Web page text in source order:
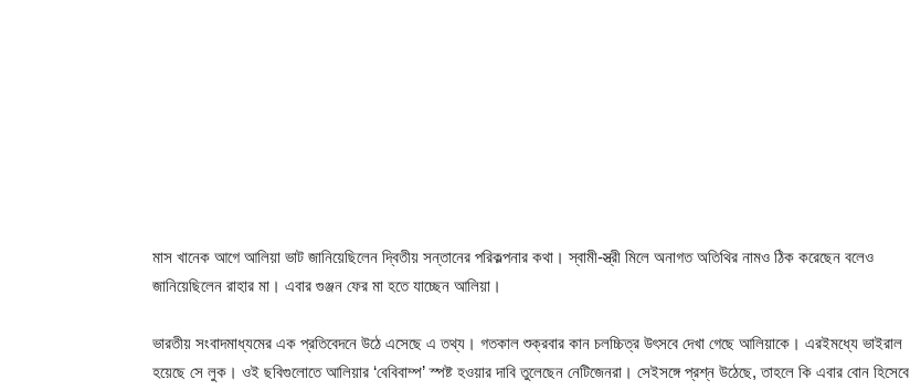
মাস খানেক আগে আলিয়া ভাট জানিয়েছিলেন দ্বিতীয় সন্তানের পরিকল্পনার কথা। স্বামী-স্ত্রী মিলে অনাগত অতিথির নামও ঠিক করেছেন বলেও
জানিয়েছিলেন রাহার মা। এবার গুঞ্জন ফের মা হতে যাচ্ছেন আলিয়া।
ভারতীয় সংবাদমাধ্যমের এক প্রতিবেদনে উঠে এসেছে এ তথ্য। গতকাল শুক্রবার কান চলচ্চিত্র উৎসবে দেখা গেছে আলিয়াকে। এরইমধ্যে ভাইরাল
হয়েছে সে লুক। ওই ছবিগুলোতে আলিয়ার ‘বেবিবাম্প’ স্পষ্ট হওয়ার দাবি তুলেছেন নেটিজেনরা। সেইসঙ্গে প্রশ্ন উঠেছে, তাহলে কি এবার বোন হিসেবে